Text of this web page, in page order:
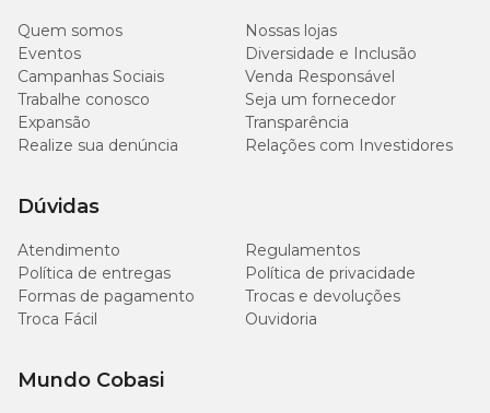
Quem somos
Nossas lojas
Eventos
Diversidade e Inclusão
Campanhas Sociais
Venda Responsável
Trabalhe conosco
Seja um fornecedor
Expansão
Transparência
Realize sua denúncia
Relações com Investidores
Dúvidas
Atendimento
Regulamentos
Política de entregas
Política de privacidade
Formas de pagamento
Trocas e devoluções
Troca Fácil
Ouvidoria
Mundo Cobasi